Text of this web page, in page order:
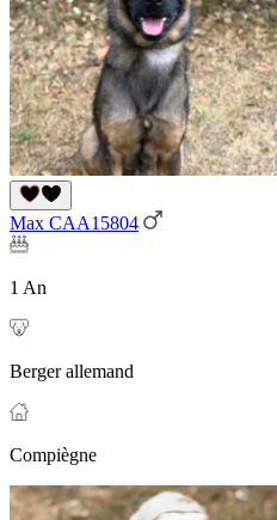
Max CAA15804
1 An
Berger allemand
Compiègne